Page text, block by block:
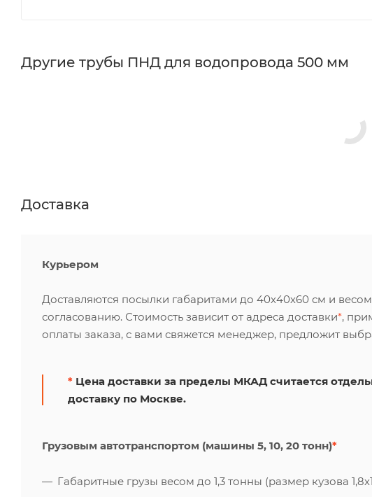
Другие трубы ПНД для водопровода 500 мм
Доставка
Курьером
Доставляются посылки габаритами до 40х40х60 см и
согласованию. Стоимость зависит от адреса доставки*,
оплаты заказа, с вами свяжется менеджер, предложит
* Цена доставки за пределы МКАД считается
доставку по Москве.
Грузовым автотранспортом (машины 5, 10, 20 тонн)*
Габаритные грузы весом до 1,3 тонны (размер кузова